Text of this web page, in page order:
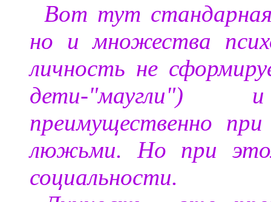
Вот тут
но и множества
личность не
дети-"маугли")
преимущественно
люжьми. Но при
социальности.